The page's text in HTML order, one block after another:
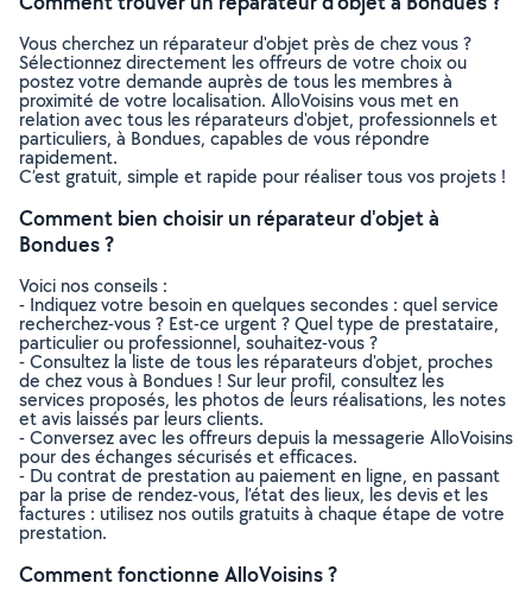
Vous cherchez un réparateur d'objet près de chez vous ?
Sélectionnez directement les offreurs de votre choix ou
postez votre demande auprès de tous les membres à
proximité de votre localisation. AlloVoisins vous met en
relation avec tous les réparateurs d'objet, professionnels et
particuliers, à Bondues, capables de vous répondre
rapidement.
C’est gratuit, simple et rapide pour réaliser tous vos projets !
Comment bien choisir un réparateur d'objet à
Bondues ?
Voici nos conseils :
- Indiquez votre besoin en quelques secondes : quel service
recherchez-vous ? Est-ce urgent ? Quel type de prestataire,
particulier ou professionnel, souhaitez-vous ?
- Consultez la liste de tous les réparateurs d'objet, proches
de chez vous à Bondues ! Sur leur profil, consultez les
services proposés, les photos de leurs réalisations, les notes
et avis laissés par leurs clients.
- Conversez avec les offreurs depuis la messagerie AlloVoisins
pour des échanges sécurisés et efficaces.
- Du contrat de prestation au paiement en ligne, en passant
par la prise de rendez-vous, l’état des lieux, les devis et les
factures : utilisez nos outils gratuits à chaque étape de votre
prestation.
Comment fonctionne AlloVoisins ?